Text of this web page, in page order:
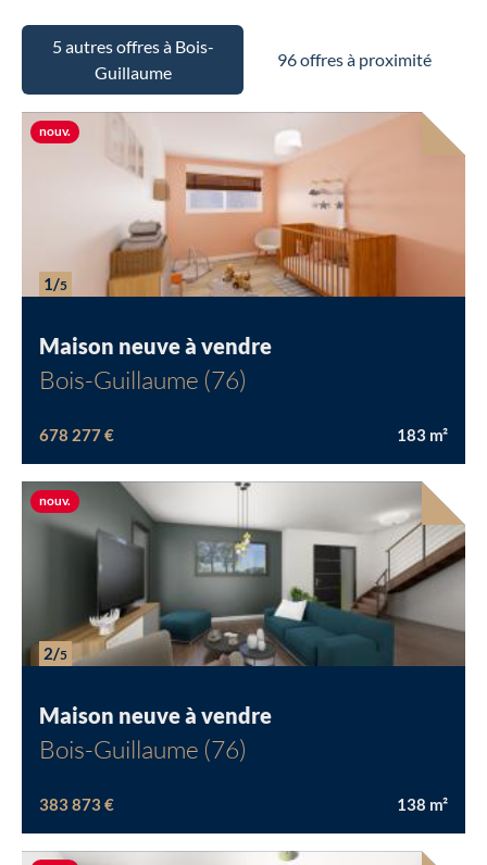
5 autres offres à Bois-
Guillaume
96 offres à proximité
1/5
Maison neuve à vendre
Bois-Guillaume (76)
678 277 € 183 m²
nouv.Nouvelle offre
2/5
Maison neuve à vendre
Bois-Guillaume (76)
383 873 € 138 m²
nouv.Nouvelle offre